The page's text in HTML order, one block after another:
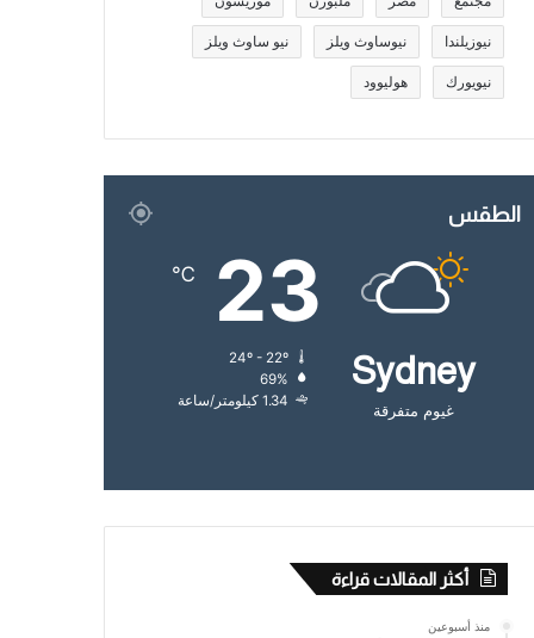
نيوزيلندا نيوساوث ويلز نيو ساوث ويلز
نيويورك هوليوود
الطقس
Sydney
غيوم متفرقة
23
℃
69%
1.34 كيلومتر/ساعة
أكثر المقالات قراءة
منذ أسبوعين